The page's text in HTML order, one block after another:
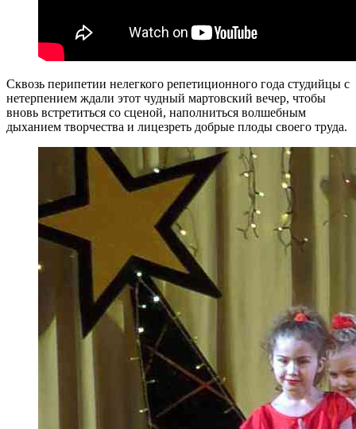
Сквозь перипетии нелегкого репетиционного года студийцы с
нетерпением ждали этот чудный мартовский вечер, чтобы
вновь встретиться со сценой, наполниться волшебным
дыханием творчества и лицезреть добрые плоды своего труда.